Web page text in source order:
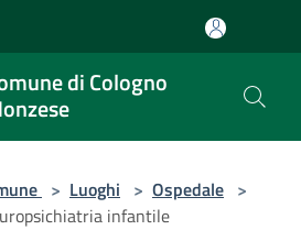
di Cologno
> Luoghi > Ospedale >
infantile